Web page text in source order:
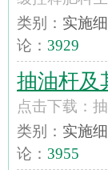
类别： 实施
论： 3929
抽油杆及
点击下载：
类别： 实施
论： 3955